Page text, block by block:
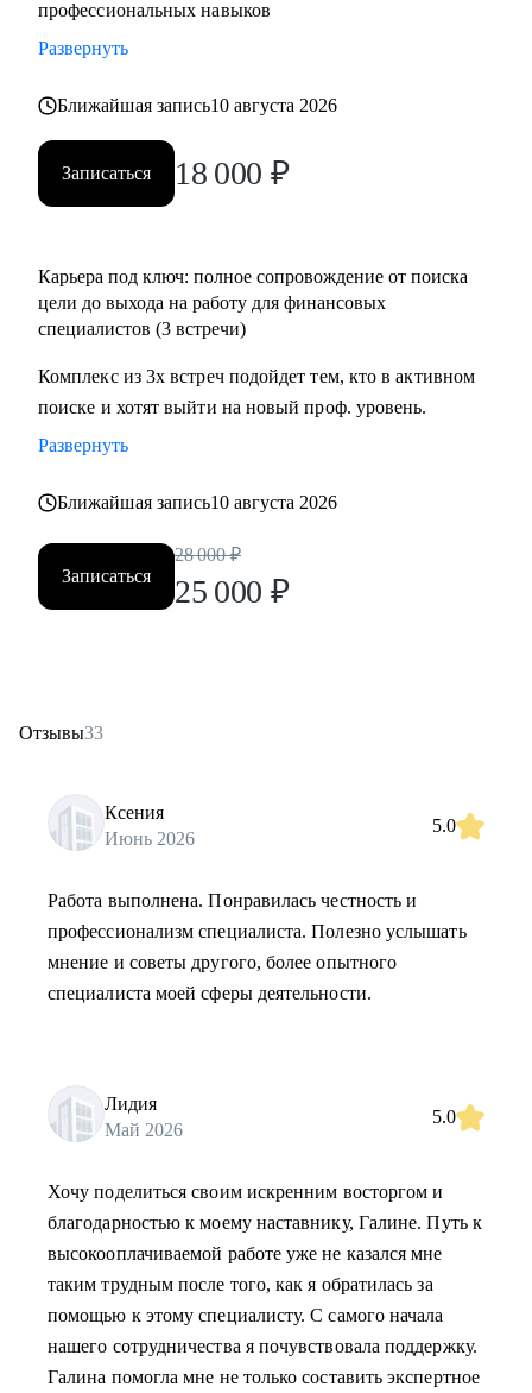
профессиональных навыков
Развернуть
Ближайшая запись10 августа 2026
Записаться 18 000 ₽
Карьера под ключ: полное сопровождение от поиска
цели до выхода на работу для финансовых
специалистов (3 встречи)
Комплекс из 3х встреч подойдет тем, кто в активном
поиске и хотят выйти на новый проф. уровень.
Развернуть
Ближайшая запись10 августа 2026
Записаться
28 000 ₽
25 000 ₽
Отзывы33
Ксения
Июнь 2026
5.0
Работа выполнена. Понравилась честность и
профессионализм специалиста. Полезно услышать
мнение и советы другого, более опытного
специалиста моей сферы деятельности.
Лидия
Май 2026
5.0
Хочу поделиться своим искренним восторгом и
благодарностью к моему наставнику, Галине. Путь к
высокооплачиваемой работе уже не казался мне
таким трудным после того, как я обратилась за
помощью к этому специалисту. С самого начала
нашего сотрудничества я почувствовала поддержку.
Галина помогла мне не только составить экспертное